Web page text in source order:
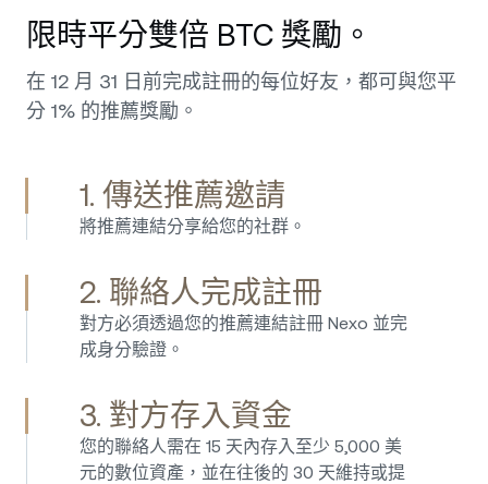
限時平分雙倍 BTC 獎勵。
在 12 月 31 日前完成註冊的每位好友，都可與您平
分 1% 的推薦獎勵。
1. 傳送推薦邀請
將推薦連結分享給您的社群。
2. 聯絡人完成註冊
對方必須透過您的推薦連結註冊 Nexo 並完
成身分驗證。
3. 對方存入資金
您的聯絡人需在 15 天內存入至少 5,000 美
元的數位資產，並在往後的 30 天維持或提